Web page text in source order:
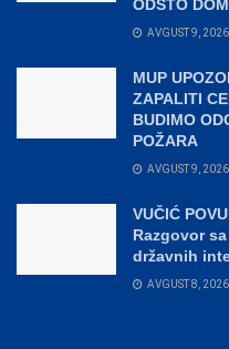
ODSTO
AVGUST 9, 2026
MUP
ZAPALITI
BUDIMO
POŽARA
AVGUST 9, 2026
VUČIĆ
Razgovor
državnih
AVGUST 8, 2026